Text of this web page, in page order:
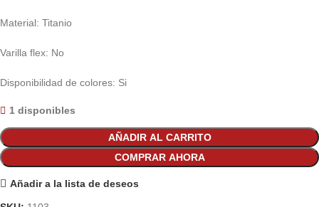
Material: Titanio
Varilla flex: No
Disponibilidad de colores: Si
1 disponibles
AÑADIR AL CARRITO
COMPRAR AHORA
Añadir a la lista de deseos